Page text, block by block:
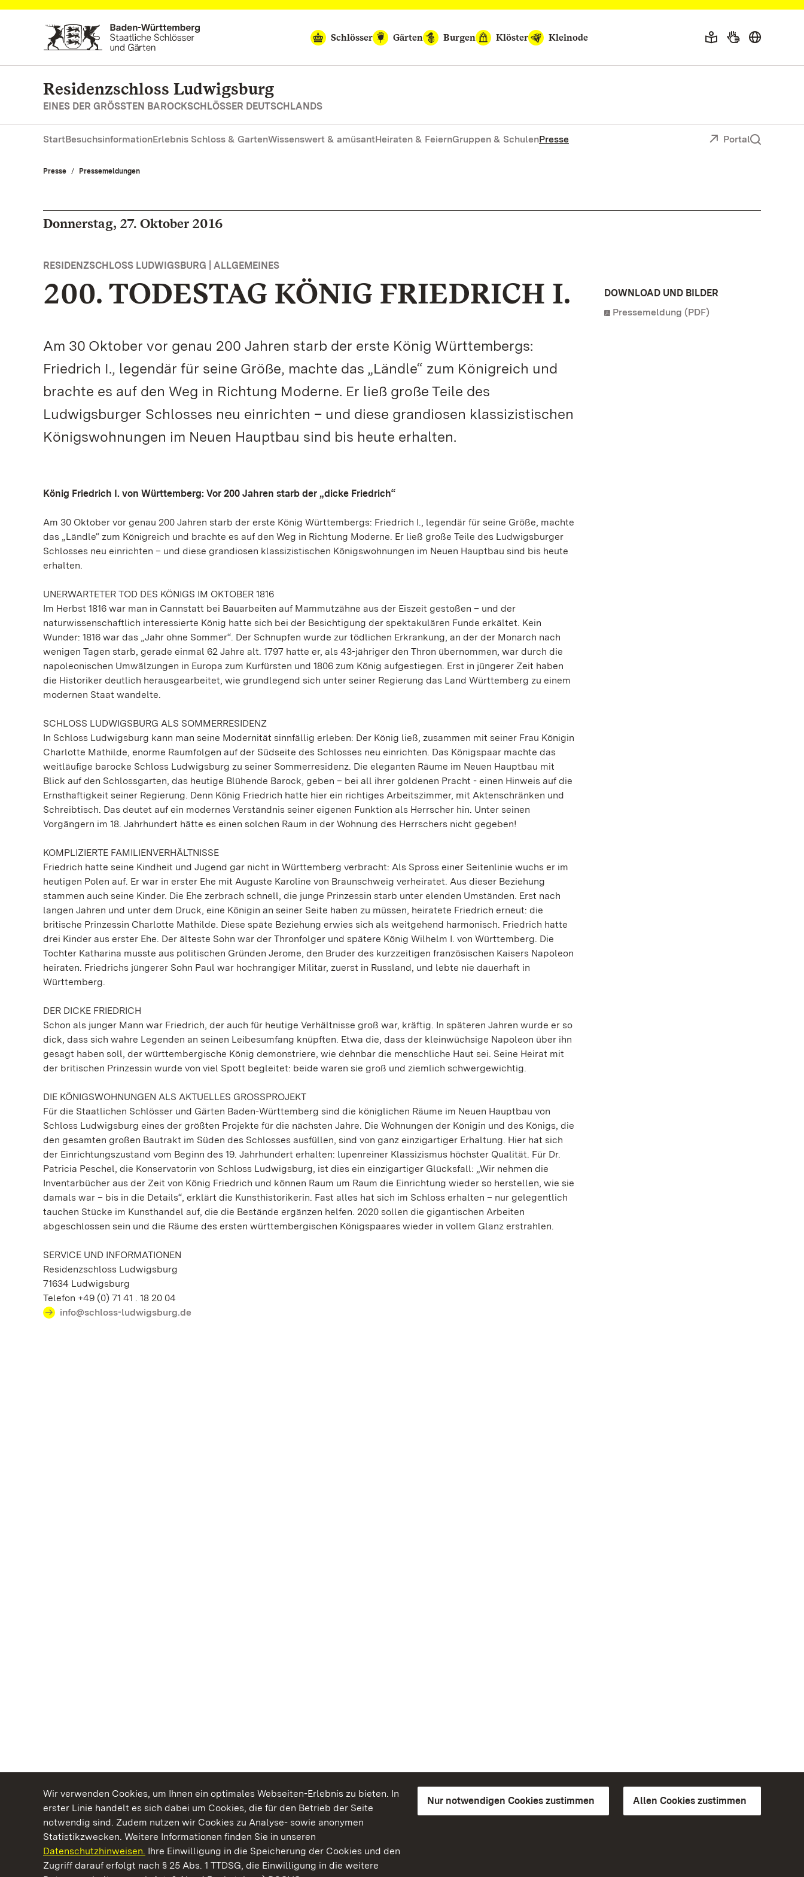
Wir verwenden Cookies, um Ihnen ein optimales Webseiten-Erlebnis zu bieten. In
erster Linie handelt es sich dabei um Cookies, die für den Betrieb der Seite
notwendig sind. Zudem nutzen wir Cookies zu Analyse- sowie anonymen
Statistikzwecken. Weitere Informationen finden Sie in unseren
Datenschutzhinweisen. Ihre Einwilligung in die Speicherung der Cookies und den
Zugriff darauf erfolgt nach § 25 Abs. 1 TTDSG, die Einwilligung in die weitere
Nur notwendigen Cookies zustimmen Allen Cookies zustimmen
Zum Hauptinhalt springen
Schlösser
Gärten Burgen Klöster Kleinode
Residenzschloss Ludwigsburg
EINES DER GRÖSSTEN BAROCKSCHLÖSSER DEUTSCHLANDS
StartBesuchsinformationErlebnis Schloss & GartenWissenswert & amüsantHeiraten & FeiernGruppen & SchulenPresse Portal
Presse Pressemeldungen
Donnerstag, 27. Oktober 2016
RESIDENZSCHLOSS LUDWIGSBURG | ALLGEMEINES
200. TODESTAG KÖNIG FRIEDRICH I.
Am 30 Oktober vor genau 200 Jahren starb der erste König Württembergs:
Friedrich I., legendär für seine Größe, machte das „Ländle“ zum Königreich und
brachte es auf den Weg in Richtung Moderne. Er ließ große Teile des
Ludwigsburger Schlosses neu einrichten – und diese grandiosen klassizistischen
Königswohnungen im Neuen Hauptbau sind bis heute erhalten.
König Friedrich I. von Württemberg: Vor 200 Jahren starb der „dicke Friedrich“
Am 30 Oktober vor genau 200 Jahren starb der erste König Württembergs: Friedrich I., legendär für seine Größe, machte
das „Ländle“ zum Königreich und brachte es auf den Weg in Richtung Moderne. Er ließ große Teile des Ludwigsburger
Schlosses neu einrichten – und diese grandiosen klassizistischen Königswohnungen im Neuen Hauptbau sind bis heute
erhalten.
UNERWARTETER TOD DES KÖNIGS IM OKTOBER 1816
Im Herbst 1816 war man in Cannstatt bei Bauarbeiten auf Mammutzähne aus der Eiszeit gestoßen – und der
naturwissenschaftlich interessierte König hatte sich bei der Besichtigung der spektakulären Funde erkältet. Kein
Wunder: 1816 war das „Jahr ohne Sommer“. Der Schnupfen wurde zur tödlichen Erkrankung, an der der Monarch nach
wenigen Tagen starb, gerade einmal 62 Jahre alt. 1797 hatte er, als 43-jähriger den Thron übernommen, war durch die
napoleonischen Umwälzungen in Europa zum Kurfürsten und 1806 zum König aufgestiegen. Erst in jüngerer Zeit haben
die Historiker deutlich herausgearbeitet, wie grundlegend sich unter seiner Regierung das Land Württemberg zu einem
modernen Staat wandelte.
SCHLOSS LUDWIGSBURG ALS SOMMERRESIDENZ
In Schloss Ludwigsburg kann man seine Modernität sinnfällig erleben: Der König ließ, zusammen mit seiner Frau Königin
Charlotte Mathilde, enorme Raumfolgen auf der Südseite des Schlosses neu einrichten. Das Königspaar machte das
weitläufige barocke Schloss Ludwigsburg zu seiner Sommerresidenz. Die eleganten Räume im Neuen Hauptbau mit
Blick auf den Schlossgarten, das heutige Blühende Barock, geben – bei all ihrer goldenen Pracht - einen Hinweis auf die
Ernsthaftigkeit seiner Regierung. Denn König Friedrich hatte hier ein richtiges Arbeitszimmer, mit Aktenschränken und
Schreibtisch. Das deutet auf ein modernes Verständnis seiner eigenen Funktion als Herrscher hin. Unter seinen
Vorgängern im 18. Jahrhundert hätte es einen solchen Raum in der Wohnung des Herrschers nicht gegeben!
KOMPLIZIERTE FAMILIENVERHÄLTNISSE
Friedrich hatte seine Kindheit und Jugend gar nicht in Württemberg verbracht: Als Spross einer Seitenlinie wuchs er im
heutigen Polen auf. Er war in erster Ehe mit Auguste Karoline von Braunschweig verheiratet. Aus dieser Beziehung
stammen auch seine Kinder. Die Ehe zerbrach schnell, die junge Prinzessin starb unter elenden Umständen. Erst nach
langen Jahren und unter dem Druck, eine Königin an seiner Seite haben zu müssen, heiratete Friedrich erneut: die
britische Prinzessin Charlotte Mathilde. Diese späte Beziehung erwies sich als weitgehend harmonisch. Friedrich hatte
drei Kinder aus erster Ehe. Der älteste Sohn war der Thronfolger und spätere König Wilhelm I. von Württemberg. Die
Tochter Katharina musste aus politischen Gründen Jerome, den Bruder des kurzzeitigen französischen Kaisers Napoleon
heiraten. Friedrichs jüngerer Sohn Paul war hochrangiger Militär, zuerst in Russland, und lebte nie dauerhaft in
Württemberg.
DER DICKE FRIEDRICH
Schon als junger Mann war Friedrich, der auch für heutige Verhältnisse groß war, kräftig. In späteren Jahren wurde er so
dick, dass sich wahre Legenden an seinen Leibesumfang knüpften. Etwa die, dass der kleinwüchsige Napoleon über ihn
gesagt haben soll, der württembergische König demonstriere, wie dehnbar die menschliche Haut sei. Seine Heirat mit
der britischen Prinzessin wurde von viel Spott begleitet: beide waren sie groß und ziemlich schwergewichtig.
DIE KÖNIGSWOHNUNGEN ALS AKTUELLES GROSSPROJEKT
Für die Staatlichen Schlösser und Gärten Baden-Württemberg sind die königlichen Räume im Neuen Hauptbau von
Schloss Ludwigsburg eines der größten Projekte für die nächsten Jahre. Die Wohnungen der Königin und des Königs, die
den gesamten großen Bautrakt im Süden des Schlosses ausfüllen, sind von ganz einzigartiger Erhaltung. Hier hat sich
der Einrichtungszustand vom Beginn des 19. Jahrhundert erhalten: lupenreiner Klassizismus höchster Qualität. Für Dr.
Patricia Peschel, die Konservatorin von Schloss Ludwigsburg, ist dies ein einzigartiger Glücksfall: „Wir nehmen die
Inventarbücher aus der Zeit von König Friedrich und können Raum um Raum die Einrichtung wieder so herstellen, wie sie
damals war – bis in die Details“, erklärt die Kunsthistorikerin. Fast alles hat sich im Schloss erhalten – nur gelegentlich
tauchen Stücke im Kunsthandel auf, die die Bestände ergänzen helfen. 2020 sollen die gigantischen Arbeiten
abgeschlossen sein und die Räume des ersten württembergischen Königspaares wieder in vollem Glanz erstrahlen.
SERVICE UND INFORMATIONEN
Residenzschloss Ludwigsburg
71634 Ludwigsburg
Telefon +49 (0) 71 41 . 18 20 04
info@schloss-ludwigsburg.de
DOWNLOAD UND BILDER
Pressemeldung (PDF)
Kommen. Staunen. Genießen.